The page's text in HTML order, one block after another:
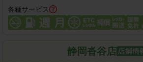
各種サービス
静岡沓谷店